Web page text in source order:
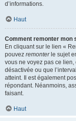
d’informations.
Haut
Comment remonter mon
En cliquant sur le lien «
pouvez remonterle sujet
vous ne voyez pas ce
désactivée ou que
atteint. Il est également
répondant. Néanmoins,
faisant.
Haut